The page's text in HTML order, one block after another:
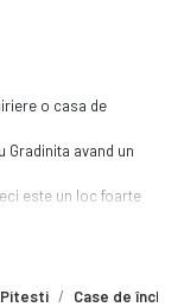
Pitesti Case de
o casa de
Gradinita avand un
este un loc foarte
pricina costului